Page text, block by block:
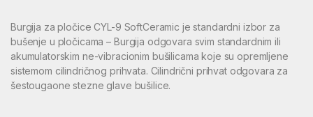
Burgija za pločice CYL-9 SoftCeramic je standardni izbor za
bušenje u pločicama – Burgija odgovara svim standardnim ili
akumulatorskim ne-vibracionim bušilicama koje su opremljene
sistemom cilindričnog prihvata. Cilindrični prihvat odgovara za
šestougaone stezne glave bušilice.